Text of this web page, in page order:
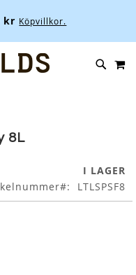
kr Köpvillkor.
SKIP
8L
I LAGER
LTLSPSF8